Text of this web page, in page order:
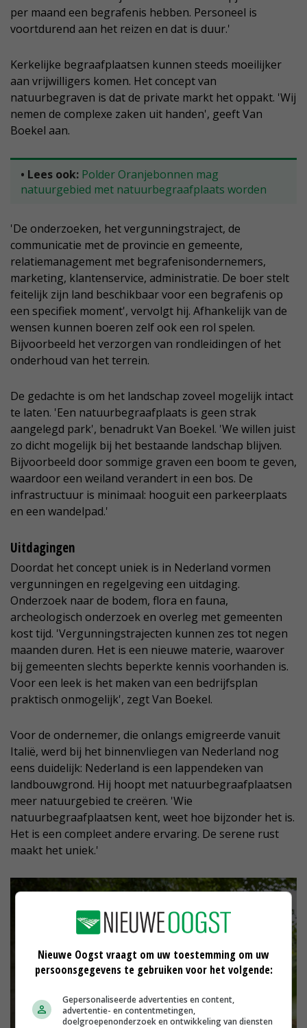
per maand een begrafenis hebben. Personeel is
voortdurend aan het reizen en dat is duur.'
Kerkelijke begraafplaatsen kunnen steeds moeilijker
aan vrijwilligers komen. Het concept van
natuurbegraven is dat de private markt het oppakt. 'Wij
nemen de complexe zaken uit handen', geeft Van
Boekel aan.
• Lees ook: Polder Oranjebonnen mag
natuurgebied met natuurbegraafplaats worden
'De onderzoeken, het vergunningstraject, de
communicatie met de provincie en gemeente,
relatiemanagement met begrafenisondernemers,
marketing, klantenservice, administratie. De boer stelt
feitelijk zijn land beschikbaar voor een begrafenis op
een specifiek moment', vervolgt hij. Afhankelijk van de
wensen kunnen boeren zelf ook een rol spelen.
Bijvoorbeeld het verzorgen van rondleidingen of het
onderhoud van het terrein.
De gedachte is om het landschap zoveel mogelijk intact
te laten. 'Een natuurbegraafplaats is geen strak
aangelegd park', benadrukt Van Boekel. 'We willen juist
zo dicht mogelijk bij het bestaande landschap blijven.
Bijvoorbeeld door sommige graven een boom te geven,
waardoor een weiland verandert in een bos. De
infrastructuur is minimaal: hooguit een parkeerplaats
en een wandelpad.'
Uitdagingen
Doordat het concept uniek is in Nederland vormen
vergunningen en regelgeving een uitdaging.
Onderzoek naar de bodem, flora en fauna,
archeologisch onderzoek en overleg met gemeenten
kost tijd. 'Vergunningstrajecten kunnen zes tot negen
maanden duren. Het is een nieuwe materie, waarover
bij gemeenten slechts beperkte kennis voorhanden is.
Voor een leek is het maken van een bedrijfsplan
praktisch onmogelijk', zegt Van Boekel.
Voor de ondernemer, die onlangs emigreerde vanuit
Italië, werd bij het binnenvliegen van Nederland nog
eens duidelijk: Nederland is een lappendeken van
landbouwgrond. Hij hoopt met natuurbegraafplaatsen
meer natuurgebied te creëren. 'Wie
natuurbegraafplaatsen kent, weet hoe bijzonder het is.
Het is een compleet andere ervaring. De serene rust
maakt het uniek.'
Nieuwe Oogst vraagt om uw toestemming om uw
persoonsgegevens te gebruiken voor het volgende:
Gepersonaliseerde advertenties en content,
advertentie- en contentmetingen,
doelgroepenonderzoek en ontwikkeling van diensten